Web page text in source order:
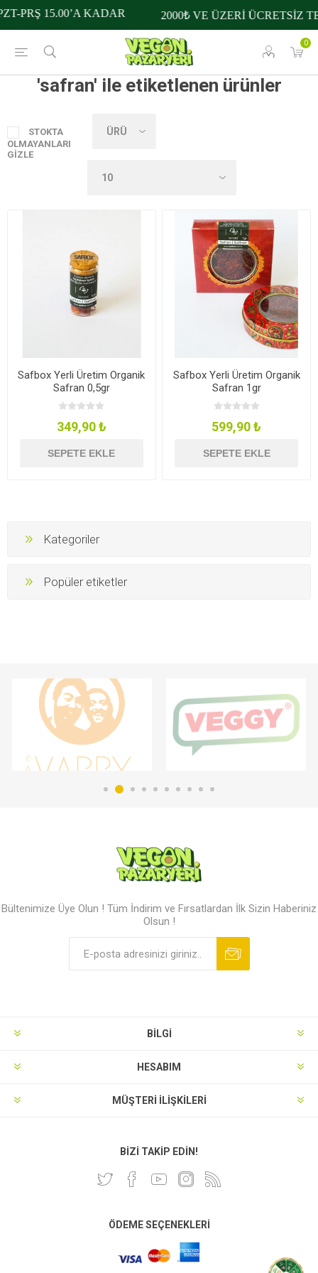
0
PRŞ 15.00’A KADAR 2000₺ VE ÜZERİ ÜCRETSİZ
'safran' ile etiketlenen ürünler
STOKTA
OLMAYANLARI
GIZLE
Safbox Yerli Üretim Organik
Safran 0,5gr
349,90 ₺
SEPETE EKLE
Safbox Yerli Üretim Organik
Safran 1gr
599,90 ₺
SEPETE EKLE
Kategoriler
Popüler etiketler
Bültenimize Üye Olun ! Tüm İndirim ve Fırsatlardan İlk Sizin Haberiniz
Olsun !
BILGI
HESABIM
MÜŞTERI İLIŞKILERI
BIZI TAKIP EDIN!
ÖDEME SEÇENEKLERI